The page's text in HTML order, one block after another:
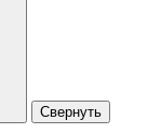
Свернуть